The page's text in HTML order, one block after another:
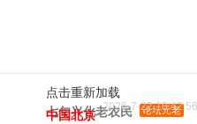
点击重新加载
七旬兴化老农民 论坛元老
2026-7-22
中国北京